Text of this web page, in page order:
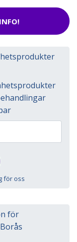
för oss
för